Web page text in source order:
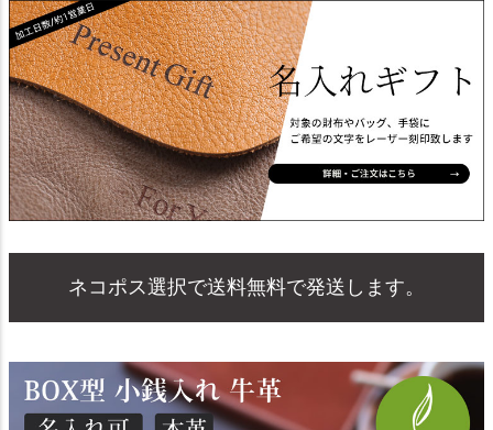
ネコポス選択で送料無料で発送します。